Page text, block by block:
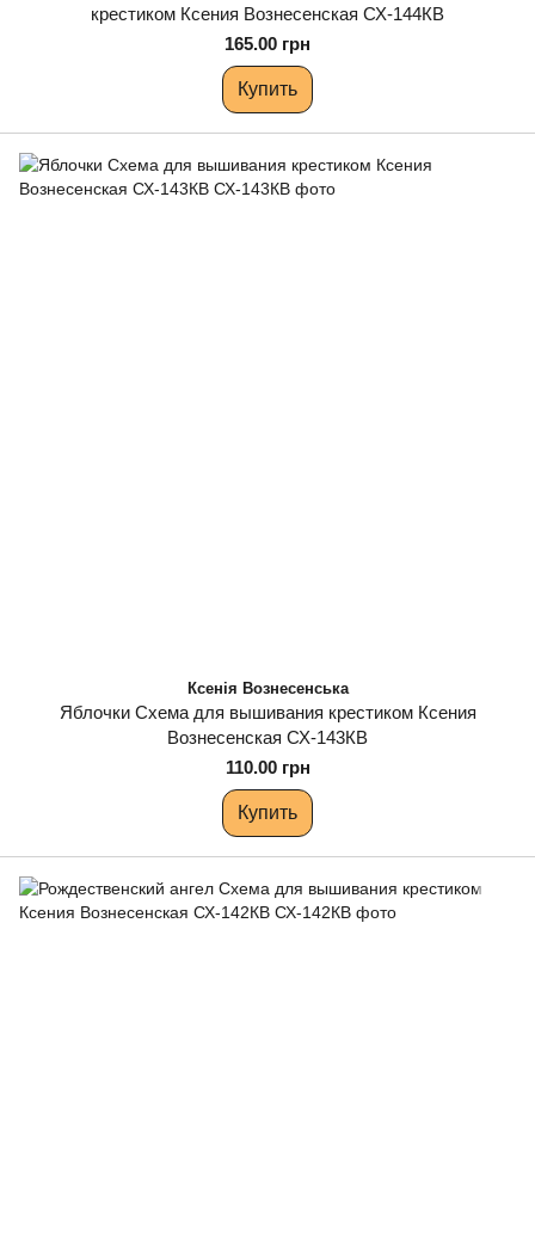
крестиком Ксения Вознесенская СХ-144КВ
165.00 грн
Купить
Ксенія Вознесенська
Яблочки Схема для вышивания крестиком Ксения
Вознесенская СХ-143КВ
110.00 грн
Купить